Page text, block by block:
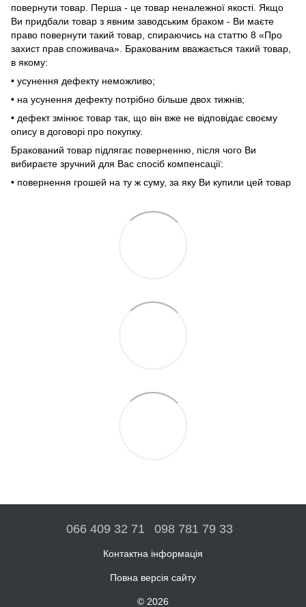
повернути товар. Перша - це товар неналежної якості. Якщо
Ви придбали товар з явним заводським браком - Ви маєте
право повернути такий товар, спираючись на статтю 8 «Про
захист прав споживача». Бракованим вважається такий товар,
в якому:
• усунення дефекту неможливо;
• на усунення дефекту потрібно більше двох тижнів;
• дефект змінює товар так, що він вже не відповідає своєму
опису в договорі про покупку.
Бракований товар підлягає поверненню, після чого Ви
вибираєте зручний для Вас спосіб компенсації:
• повернення грошей на ту ж суму, за яку Ви купили цей товар
066 409 32 71 098 781 79 33
Контактна інформація
Повна версія сайту
© 2026